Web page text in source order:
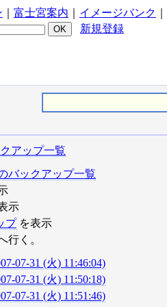
富士宮案内 イメージバンク
新規登録
アップ一覧
バックアップ一覧
示
プを表示
行く。
07-31 (火) 11:46:04)
07-31 (火) 11:50:18)
07-31 (火) 11:51:46)